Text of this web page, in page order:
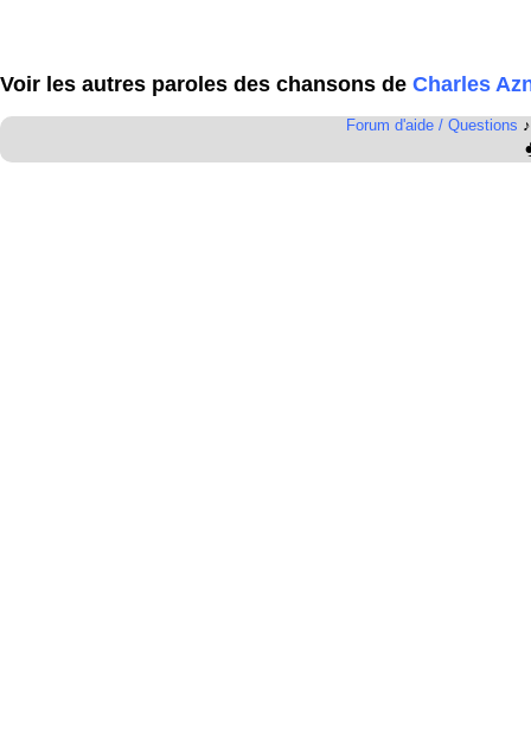
Voir les autres paroles des chansons de Charles
Forum d'aide / Questions